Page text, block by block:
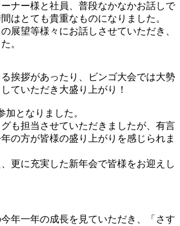
ナー様と社員、普段なかなかお話しで
はとても貴重なものになりました。
展望等様々にお話しさせていただき、
。
挨拶があったり、ビンゴ大会では大勢
ていただき大盛り上がり！
加となりました。
も担当させていただきましたが、有言
の方が皆様の盛り上がりを感じられま
更に充実した新年会で皆様をお迎えし
年一年の成長を見ていただき、「さす